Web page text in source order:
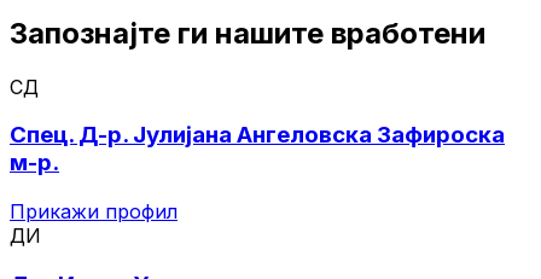
Запознајте ги нашите вработени
СД
Спец. Д-р. Јулијана Ангеловска Зафироска
м-р.
Прикажи профил
ДИ